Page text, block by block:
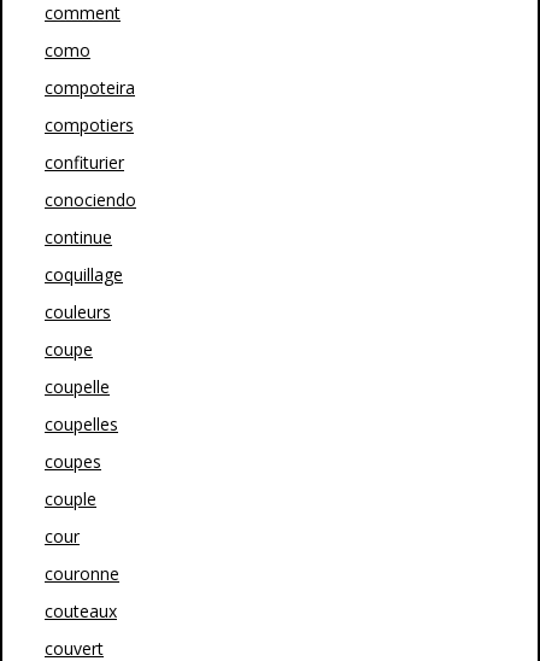
comment
como
compoteira
compotiers
confiturier
conociendo
continue
coquillage
couleurs
coupe
coupelle
coupelles
coupes
couple
cour
couronne
couteaux
couvert